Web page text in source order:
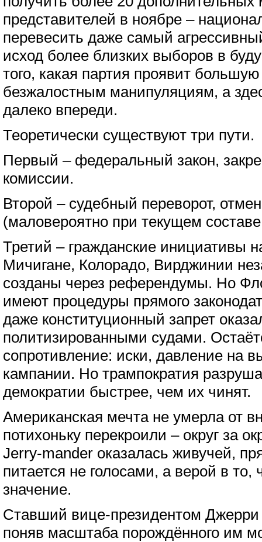
представителей в ноябре –
перевесить даже самый
исход более близких выборов в
того, какая партия проявит большую
безжалостным манипуляциям, а
далеко впереди.
Теоретически существуют три пути.
Первый – федеральный закон,
комиссии.
Второй – судебный переворот,
(маловероятно при текущем
Третий – гражданские инициативы
Мичигане, Колорадо, Вирджинии
созданы через референдумы. Но
имеют процедуры прямого
даже конституционный запрет
политизированными судами.
сопротивление: иски, давление на
кампании. Но трампократия
демократии быстрее, чем их чинят.
Американская мечта не умерла от
потихоньку перекроили – округ за
Jerry-mander оказалась живучей,
питается не голосами, а верой в
значение.
Ставший вице-президентом Джерри
поняв масштаба порождённого им